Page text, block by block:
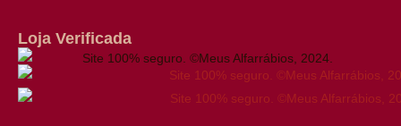
Loja Verificada